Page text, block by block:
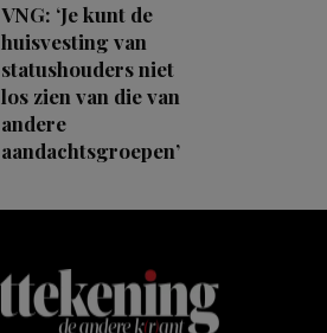
VNG: ‘Je kunt de
huisvesting van
statushouders niet
los zien van die van
andere
aandachtsgroepen’